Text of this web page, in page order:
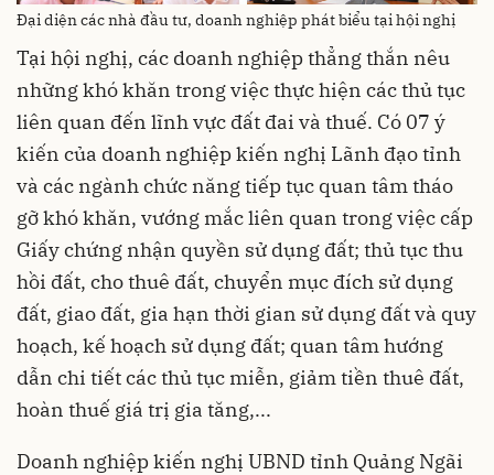
Đại diện các nhà đầu tư, doanh nghiệp phát biểu tại hội nghị
Tại hội nghị, các doanh nghiệp thẳng thắn nêu
những khó khăn trong việc thực hiện các thủ tục
liên quan đến lĩnh vực đất đai và thuế. Có 07 ý
kiến của doanh nghiệp kiến nghị Lãnh đạo tỉnh
và các ngành chức năng tiếp tục quan tâm tháo
gỡ khó khăn, vướng mắc liên quan trong việc cấp
Giấy chứng nhận quyền sử dụng đất; thủ tục thu
hồi đất, cho thuê đất, chuyển mục đích sử dụng
đất, giao đất, gia hạn thời gian sử dụng đất và quy
hoạch, kế hoạch sử dụng đất; quan tâm hướng
dẫn chi tiết các thủ tục miễn, giảm tiền thuê đất,
hoàn thuế giá trị gia tăng,...
Doanh nghiệp kiến nghị UBND tỉnh Quảng Ngãi